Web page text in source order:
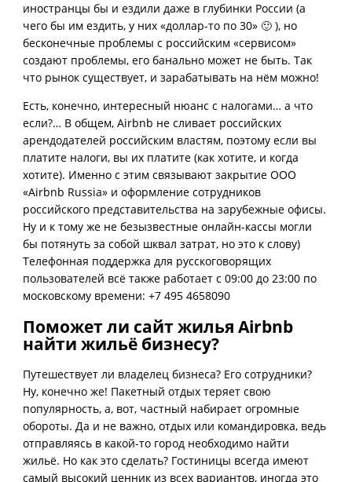
иностранцы бы и ездили даже в глубинки России (а
чего бы им ездить, у них «доллар-то по 30» 🙂 ), но
бесконечные проблемы с российским «сервисом»
создают проблемы, его банально может не быть. Так
что рынок существует, и зарабатывать на нём можно!
Есть, конечно, интересный нюанс с налогами… а что
если?… В общем, Airbnb не сливает российских
арендодателей российским властям, поэтому если вы
платите налоги, вы их платите (как хотите, и когда
хотите). Именно с этим связывают закрытие ООО
«Airbnb Russia» и оформление сотрудников
российского представительства на зарубежные офисы.
Ну и к тому же не безызвестные онлайн-кассы могли
бы потянуть за собой шквал затрат, но это к слову)
Телефонная поддержка для русскоговорящих
пользователей всё также работает с 09:00 до 23:00 по
московскому времени: +7 495 4658090
Поможет ли сайт жилья Airbnb
найти жильё бизнесу?
Путешествует ли владелец бизнеса? Его сотрудники?
Ну, конечно же! Пакетный отдых теряет свою
популярность, а, вот, частный набирает огромные
обороты. Да и не важно, отдых или командировка, ведь
отправляясь в какой-то город необходимо найти
жильё. Но как это сделать? Гостиницы всегда имеют
самый высокий ценник из всех вариантов, иногда это